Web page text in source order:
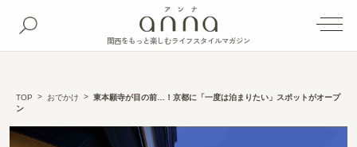
関西をもっと楽しむライフスタイルマガジン
TOP おでかけ
東本願寺が目の前…！京都に「一度は泊まりたい」スポットがオープ
ン